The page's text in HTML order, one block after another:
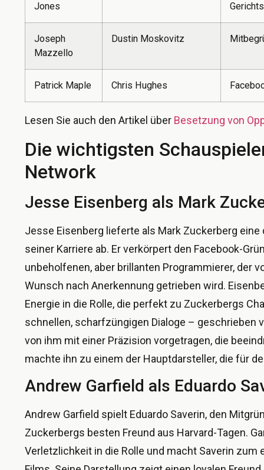
Jones
Joseph
Mazzello
Dustin Moskovitz
Patrick Maple Chris Hughes
Lesen Sie auch den Artikel über Besetzung von
Die wichtigsten
Network
Jesse Eisenberg als Mark
Jesse Eisenberg lieferte als Mark Zuckerberg eine
seiner Karriere ab. Er verkörpert den Facebook-
unbeholfenen, aber brillanten Programmierer, der
Wunsch nach Anerkennung getrieben wird.
Energie in die Rolle, die perfekt zu Zuckerbergs
schnellen, scharfzüngigen Dialoge – geschrieben
von ihm mit einer Präzision vorgetragen, die
machte ihn zu einem der Hauptdarsteller, die für
Andrew Garfield als Eduardo
Andrew Garfield spielt Eduardo Saverin, den
Zuckerbergs besten Freund aus Harvard-Tagen.
Verletzlichkeit in die Rolle und macht Saverin zum